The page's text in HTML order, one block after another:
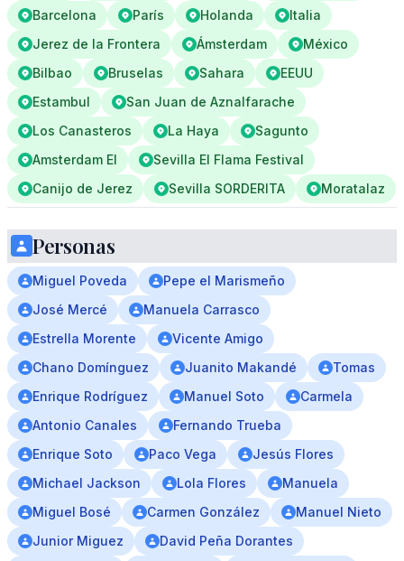
Barcelona París Holanda
Italia
Jerez de la Frontera
Ámsterdam
México
Bilbao
Bruselas Sahara
EEUU
Estambul
San Juan de Aznalfarache
Los Canasteros
La Haya
Sagunto
Amsterdam El
Sevilla El Flama Festival
Canijo de Jerez
Sevilla SORDERITA Moratalaz
Personas
Miguel Poveda
Pepe el Marismeño
José Mercé
Manuela Carrasco
Estrella Morente
Vicente Amigo
Chano Domínguez
Juanito Makandé
Tomas
Enrique Rodríguez
Manuel Soto
Carmela
Antonio Canales
Fernando Trueba
Enrique Soto
Paco Vega
Jesús Flores
Michael Jackson
Lola Flores
Manuela
Miguel Bosé
Carmen González
Manuel Nieto
Junior Miguez
David Peña Dorantes